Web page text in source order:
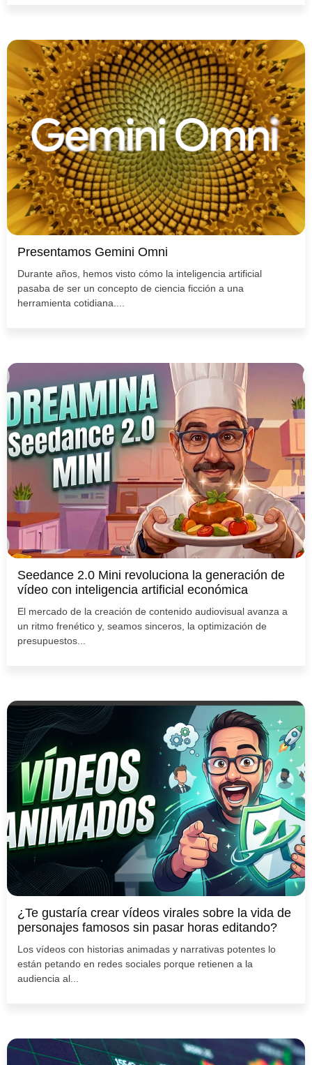
Presentamos Gemini Omni
Durante años, hemos visto cómo la inteligencia artificial
pasaba de ser un concepto de ciencia ficción a una
herramienta cotidiana....
Seedance 2.0 Mini revoluciona la generación de
vídeo con inteligencia artificial económica
El mercado de la creación de contenido audiovisual avanza a
un ritmo frenético y, seamos sinceros, la optimización de
presupuestos...
¿Te gustaría crear vídeos virales sobre la vida de
personajes famosos sin pasar horas editando?
Los vídeos con historias animadas y narrativas potentes lo
están petando en redes sociales porque retienen a la
audiencia al...